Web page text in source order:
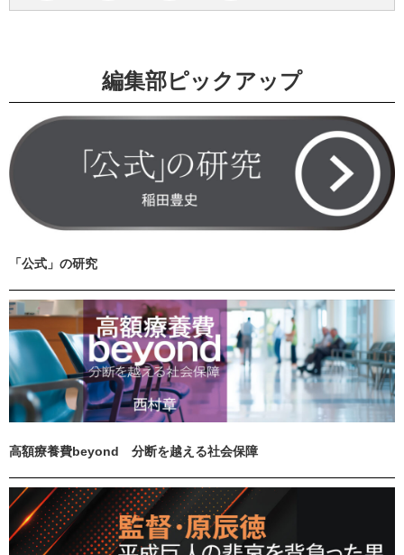
編集部ピックアップ
「公式」の研究
高額療養費beyond 分断を越える社会保障